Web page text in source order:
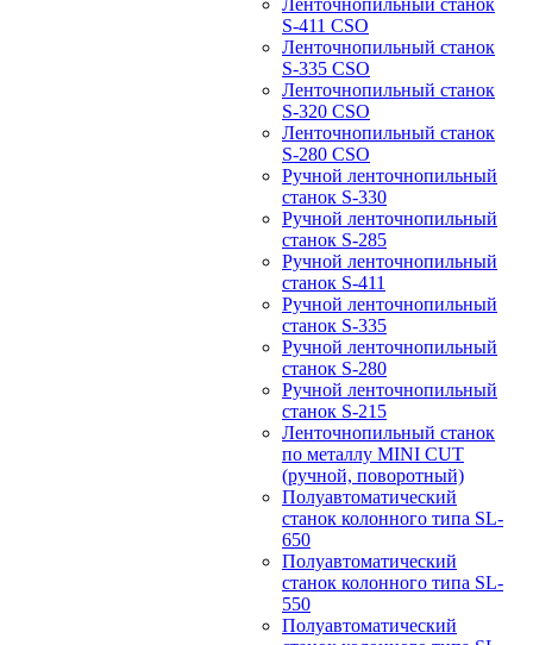
Ленточнопильный станок
S-411 CSO
Ленточнопильный станок
S-335 CSO
Ленточнопильный станок
S-320 CSO
Ленточнопильный станок
S-280 CSO
Ручной ленточнопильный
станок S-330
Ручной ленточнопильный
станок S-285
Ручной ленточнопильный
станок S-411
Ручной ленточнопильный
станок S-335
Ручной ленточнопильный
станок S-280
Ручной ленточнопильный
станок S-215
Ленточнопильный станок
по металлу MINI CUT
(ручной, поворотный)
Полуавтоматический
станок колонного типа SL-
650
Полуавтоматический
станок колонного типа SL-
550
Полуавтоматический